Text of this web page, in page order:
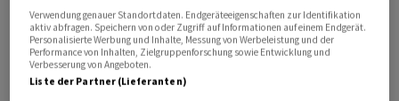
Die Zahlen beruhen auf einer vergleichbaren
kombinierten Basis, als wenn Crayon schon im ganzen
Vorjahr zuSoftwareOne
Innerschweizer Konzern hatte am 2. Juli 2025 den Kauf
Verwendung genauer Standortdaten. Endgeräteeigenschaften zur Identifikation
aktiv abfragen. Speichern von oder Zugriff auf Informationen auf einem Endgerät.
Personalisierte Werbung und Inhalte, Messung von Werbeleistung und der
Performance von Inhalten, Zielgruppenforschung sowie Entwicklung und
Verbesserung von Angeboten.
Liste der Partner (Lieferanten)